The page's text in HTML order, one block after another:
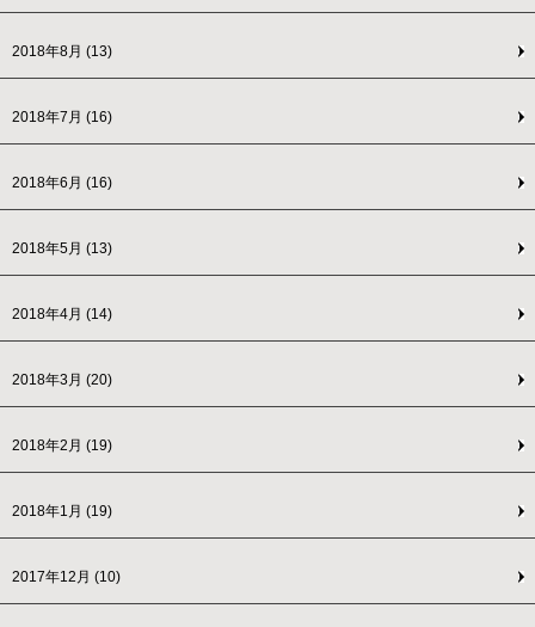
2018年8月 (13)
2018年7月 (16)
2018年6月 (16)
2018年5月 (13)
2018年4月 (14)
2018年3月 (20)
2018年2月 (19)
2018年1月 (19)
2017年12月 (10)